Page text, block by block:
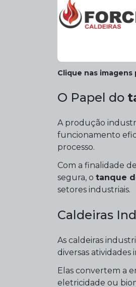
Clique nas imagens
O Papel do
A produção
funcionamento
processo.
Com a finalidade
segura, o tanque
setores industriais.
Caldeiras
As caldeiras
diversas atividades
Elas convertem a
eletricidade ou